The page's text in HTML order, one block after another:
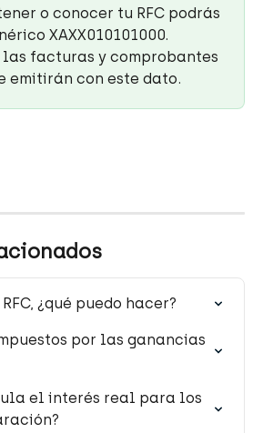
o conocer tu RFC podrás
XAXX010101000.
las facturas y comprobantes
emitirán con este dato.
¿qué puedo hacer?
por las ganancias
el interés real para los